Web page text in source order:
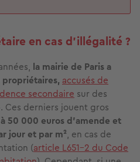
en cas d’illégalité ?
la mairie de Paris a
accusés de
secondaire sur des
Ces derniers jouent gros
50 000 euros d'amende et
jour et par m², en cas de
(article L651-2 du Code